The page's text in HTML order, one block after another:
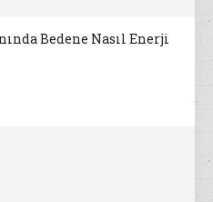
Bedene Nasıl Enerji